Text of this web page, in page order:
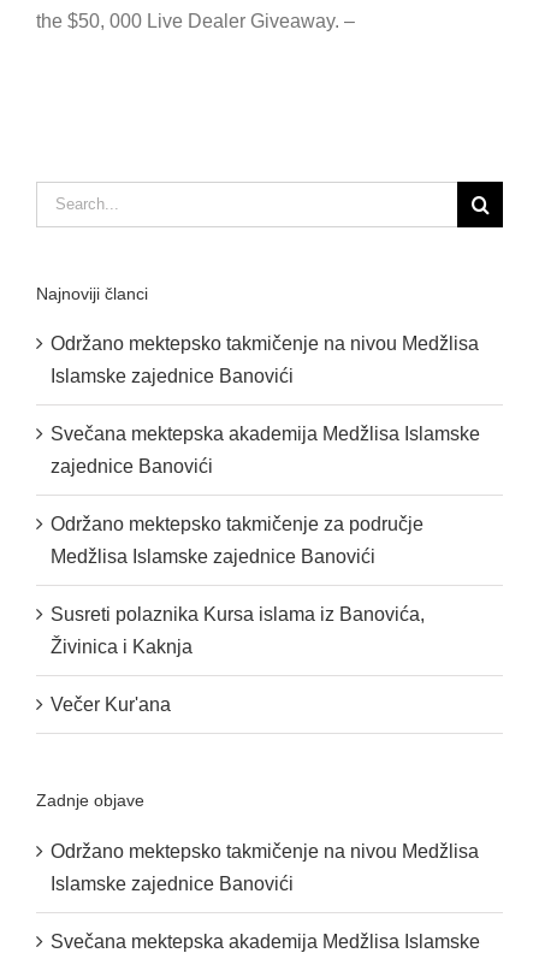
the $50, 000 Live Dealer Giveaway. –
Search
for:
Najnoviji članci
Održano mektepsko takmičenje na nivou Medžlisa
Islamske zajednice Banovići
Svečana mektepska akademija Medžlisa Islamske
zajednice Banovići
Održano mektepsko takmičenje za područje
Medžlisa Islamske zajednice Banovići
Susreti polaznika Kursa islama iz Banovića,
Živinica i Kaknja
Večer Kur'ana
Zadnje objave
Održano mektepsko takmičenje na nivou Medžlisa
Islamske zajednice Banovići
Svečana mektepska akademija Medžlisa Islamske